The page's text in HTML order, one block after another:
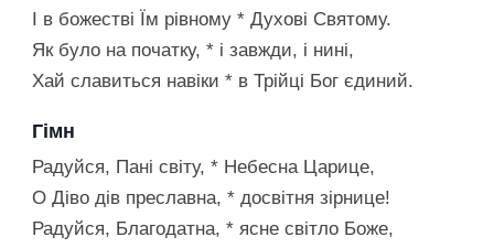
І в божестві Їм рівному * Духові Святому.
Як було на початку, * і завжди, і нині,
Хай славиться навіки * в Трійці Бог єдиний.
Гімн
Радуйся, Пані світу, * Небесна Царице,
О Діво дів преславна, * досвітня зірнице!
Радуйся, Благодатна, * ясне світло Боже,